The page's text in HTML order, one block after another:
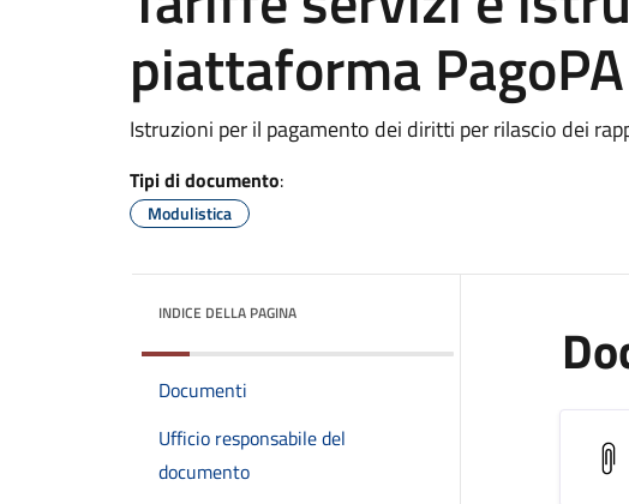
piattaforma PagoPA
Istruzioni per il pagamento dei diritti per rilascio dei
Tipi di documento:
Modulistica
INDICE DELLA PAGINA
Documenti
Ufficio responsabile del
documento